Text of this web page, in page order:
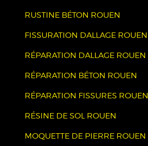
RUSTINE BÉTON ROUEN
FISSURATION DALLAGE ROUEN
RÉPARATION DALLAGE ROUEN
RÉPARATION BÉTON ROUEN
RÉPARATION FISSURES ROUEN
RÉSINE DE SOL ROUEN
MOQUETTE DE PIERRE ROUEN